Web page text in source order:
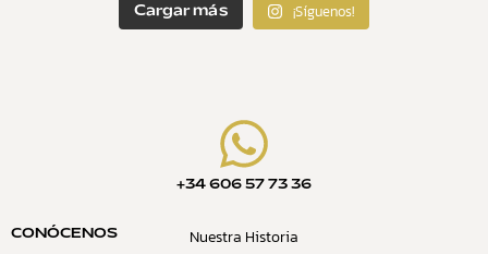
Cargar más ¡Síguenos!
+34 606 57 73 36
CONÓCENOS
Nuestra Historia